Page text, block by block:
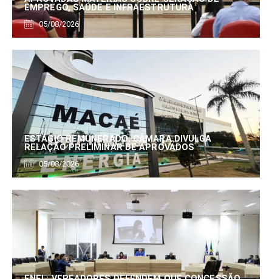
EMPREGO, SAÚDE E INFRAESTRUTURA
05/08/2026
ESTÁGIO REMUNERADO: CÂMARA DIVULGA
RELAÇÃO PRELIMINAR DE APROVADOS
05/08/2026